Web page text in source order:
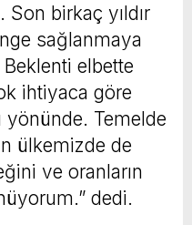
birkaç yıldır
sağlanmaya
Beklenti elbette
ihtiyaca göre
Temelde
ülkemizde de
ve oranların
dedi.